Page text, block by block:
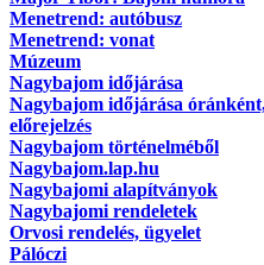
Menetrend: autóbusz
Menetrend: vonat
Múzeum
Nagybajom időjárása
Nagybajom időjárása
előrejelzés
Nagybajom történelméből
Nagybajom.lap.hu
Nagybajomi alapítványok
Nagybajomi rendeletek
Orvosi rendelés, ügyelet
Pálóczi